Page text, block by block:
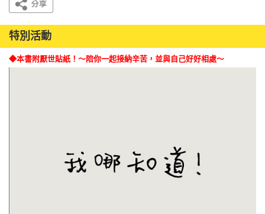
特別活動
◆本書附厭世貼紙！～陪你一起接納辛苦，並與自己好好相處～